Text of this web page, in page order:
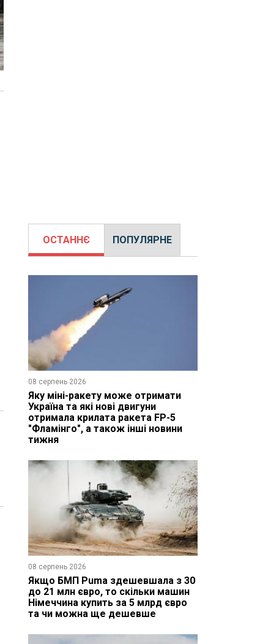
ОСТАННЄ ПОПУЛЯРНЕ
08 серпень 2026
Яку міні-ракету може отримати
Україна та які нові двигуни
отримала крилата ракета FP-5
"Фламінго", а також інші новини
тижня
08 серпень 2026
Якщо БМП Puma здешевшала з 30
до 21 млн євро, то скільки машин
Німеччина купить за 5 млрд євро
та чи можна ще дешевше